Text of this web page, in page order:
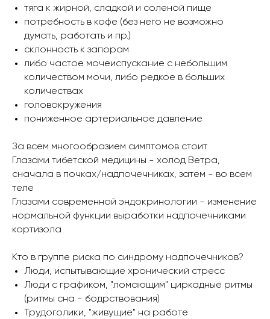
тяга к жирной, сладкой и соленой пище
потребность в кофе (без него не возможно
думать, работать и пр.)
склонность к запорам
либо частое мочеиспускание с небольшим
количеством мочи, либо редкое в больших
количествах
головокружения
пониженное артериальное давление
За всем многообразием симптомов стоит
Глазами тибетской медицины - холод Ветра,
сначала в почках/надпочечниках, затем - во всем
теле
Глазами современной эндокринологии - изменение
нормальной функции выработки надпочечниками
кортизола
Кто в группе риска по синдрому надпочечников?
Люди, испытывающие хронический стресс
Люди с графиком, "ломающим" циркадные ритмы
(ритмы сна - бодрствования)
Трудоголики, "живущие" на работе